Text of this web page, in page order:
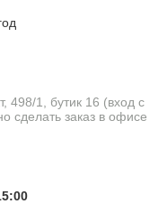
498/1, бутик 16 (вход с
сделать заказ в офисе